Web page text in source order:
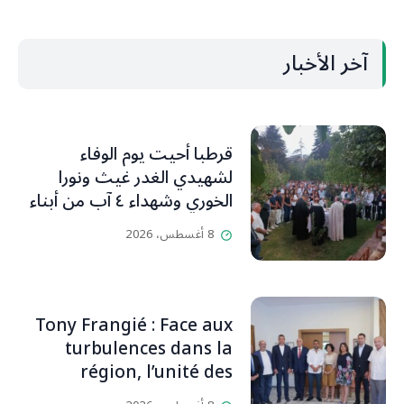
آخر الأخبار
قرطبا أحيت يوم الوفاء
لشهيدي الغدر غيث ونورا
الخوري وشهداء ٤ آب من أبناء
البلدة.. كارين الخوري افرام: لقد
كان بيتنا، بوجود والدي، ينبض
إقفاله لكنه لم يستطع لأنه
بيت رسالة وتاريخ وإيمان وقيم
مستمرة (صور وVideo)
8 أغسطس، 2026
Tony Frangié : Face aux
turbulences dans la
région, l’unité des
Libanais est primordiale